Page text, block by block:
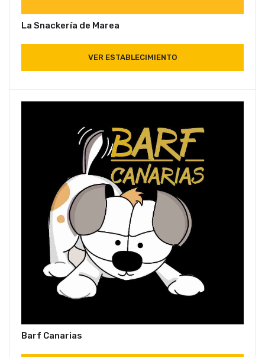
La Snackería de Marea
VER ESTABLECIMIENTO
Barf Canarias